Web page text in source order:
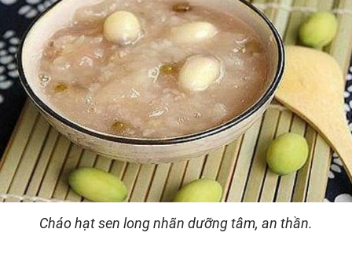
Cháo hạt sen long nhãn dưỡng tâm, an thần.